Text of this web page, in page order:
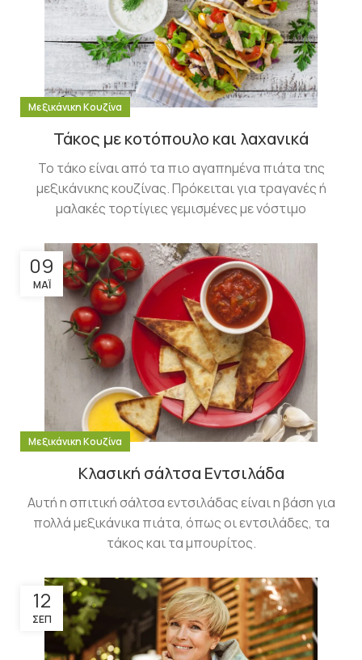
Μεξικάνικη Κουζίνα
Τάκος με κοτόπουλο και λαχανικά
Το τάκο είναι από τα πιο αγαπημένα πιάτα της
μεξικάνικης κουζίνας. Πρόκειται για τραγανές ή
μαλακές τορτίγιες γεμισμένες με νόστιμο
09
ΜΆΙ
Μεξικάνικη Κουζίνα
Κλασική σάλτσα Εντσιλάδα
Αυτή η σπιτική σάλτσα εντσιλάδας είναι η βάση για
πολλά μεξικάνικα πιάτα, όπως οι εντσιλάδες, τα
τάκος και τα μπουρίτος.
12
ΣΕΠ